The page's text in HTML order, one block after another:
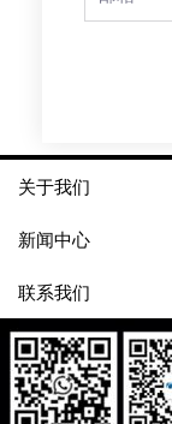
关于我们
新闻中心
联系我们